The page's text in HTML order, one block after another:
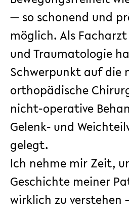
— so schonend und
möglich. Als
und Traumatologie
Schwerpunkt auf die
orthopädische
nicht-operative
Gelenk- und
gelegt.
Ich nehme mir Zeit,
Geschichte meiner
wirklich zu verstehen